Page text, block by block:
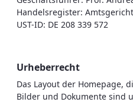
Handelsregister:
UST-ID: DE 208 339 572
Urheberrecht
Das Layout der Homepage,
Bilder und Dokumente sind